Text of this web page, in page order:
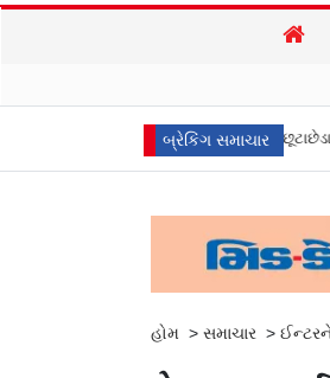
બ્રેકિંગ સમાચાર
પ્રધાન વિજયની પત્ની સંગીતાએ છૂટાછેડાની
હોમ > સમાચાર >